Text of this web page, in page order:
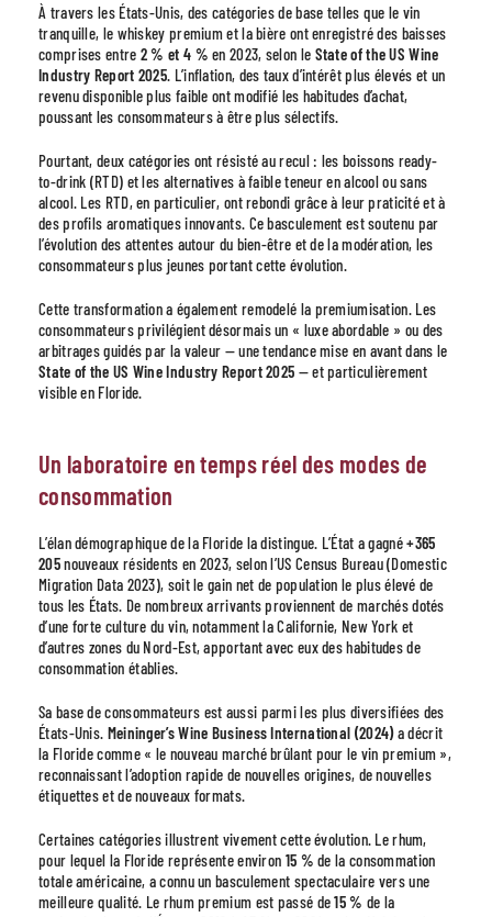
À travers les États-Unis, des catégories de base telles que le vin
tranquille, le whiskey premium et la bière ont enregistré des baisses
comprises entre 2 % et 4 % en 2023, selon le State of the US Wine
Industry Report 2025. L’inflation, des taux d’intérêt plus élevés et un
revenu disponible plus faible ont modifié les habitudes d’achat,
poussant les consommateurs à être plus sélectifs.
Pourtant, deux catégories ont résisté au recul : les boissons ready-
to-drink (RTD) et les alternatives à faible teneur en alcool ou sans
alcool. Les RTD, en particulier, ont rebondi grâce à leur praticité et à
des profils aromatiques innovants. Ce basculement est soutenu par
l’évolution des attentes autour du bien-être et de la modération, les
consommateurs plus jeunes portant cette évolution.
Cette transformation a également remodelé la premiumisation. Les
consommateurs privilégient désormais un « luxe abordable » ou des
arbitrages guidés par la valeur — une tendance mise en avant dans le
State of the US Wine Industry Report 2025 — et particulièrement
visible en Floride.
Un laboratoire en temps réel des modes de
consommation
L’élan démographique de la Floride la distingue. L’État a gagné+365
205nouveaux résidents en 2023, selon l’US Census Bureau (Domestic
Migration Data 2023), soit le gain net de population le plus élevé de
tous les États. De nombreux arrivants proviennent de marchés dotés
d’une forte culture du vin, notamment la Californie, New York et
d’autres zones du Nord-Est, apportant avec eux des habitudes de
consommation établies.
Sa base de consommateurs est aussi parmi les plus diversifiées des
États-Unis. Meininger’s Wine Business International (2024)a décrit
la Floride comme « le nouveau marché brûlant pour le vin premium »,
reconnaissant l’adoption rapide de nouvelles origines, de nouvelles
étiquettes et de nouveaux formats.
Certaines catégories illustrent vivement cette évolution. Le rhum,
pour lequel la Floride représente environ 15 % de la consommation
totale américaine, a connu un basculement spectaculaire vers une
meilleure qualité. Le rhum premium est passé de15 % de la